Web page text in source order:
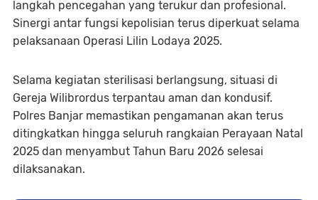
langkah pencegahan yang terukur dan profesional.
Sinergi antar fungsi kepolisian terus diperkuat selama
pelaksanaan Operasi Lilin Lodaya 2025.
Selama kegiatan sterilisasi berlangsung, situasi di
Gereja Wilibrordus terpantau aman dan kondusif.
Polres Banjar memastikan pengamanan akan terus
ditingkatkan hingga seluruh rangkaian Perayaan Natal
2025 dan menyambut Tahun Baru 2026 selesai
dilaksanakan.